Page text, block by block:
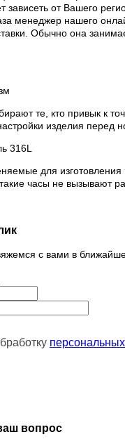
зависеть от Вашего
менеджер нашего
Обычно она
те, кто привык к
изделия перед
316L
для изготовления
часы не вызывают
с вами в
персональныx
вопрос